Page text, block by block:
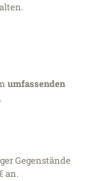
umfassenden
Gegenstände
an.